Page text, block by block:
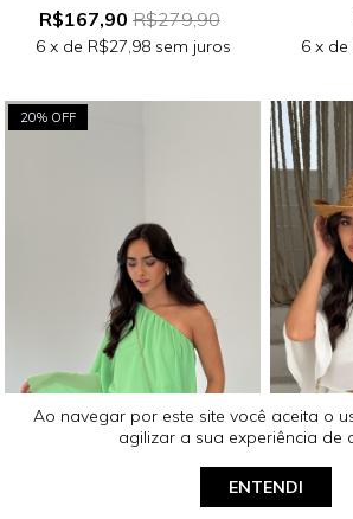
Ao navegar por este site você aceita o
agilizar a sua experiência de
ENTENDI
R$167,90 R$279,90
6 x de R$27,98 sem juros 6 x de
20% OFF